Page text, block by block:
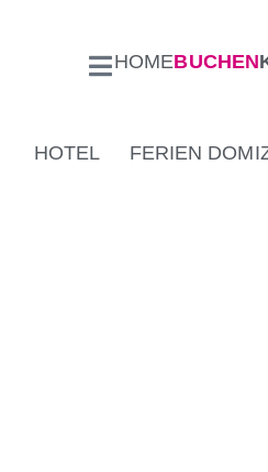
HOMEBUCHEN
HOTEL FERIEN